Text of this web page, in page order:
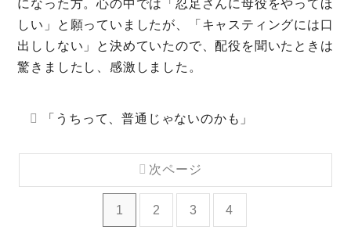
になった方。心の中では「忍足さんに母役をやってほ
しい」と願っていましたが、「キャスティングには口
出ししない」と決めていたので、配役を聞いたときは
驚きましたし、感激しました。
「うちって、普通じゃないのかも」
1 2 3 4
次ページ